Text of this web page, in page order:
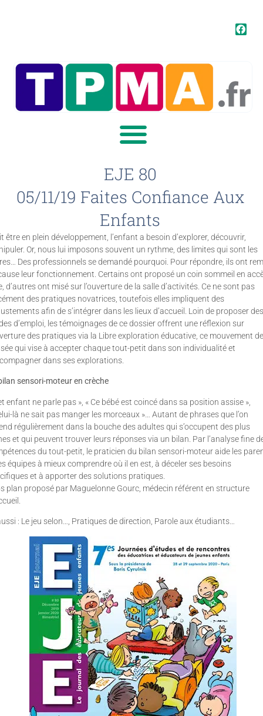
EJE 80
05/11/19 Faites Confiance Aux
Enfants
être en plein développement, l’enfant a besoin d’explorer, découvrir,
Or, nous lui imposons souvent un rythme, des limites qui sont les
Des professionnels se demandé pourquoi. Pour répondre, ils ont
leur fonctionnement. Certains ont proposé un coin sommeil en
d’autres ont misé sur l’ouverture de la salle d’activités. Ce ne sont pas
des pratiques novatrices, toutefois elles impliquent des
afin de s’intégrer dans les lieux d’accueil. Loin de proposer des
d’emploi, les témoignages de ce dossier offrent une réflexion sur
des pratiques via la Libre exploration éducative, ce mouvement de
qui vise à accepter chaque tout-petit dans son individualité et
dans ses explorations.
sensori-moteur en crèche
enfant ne parle pas », « Ce bébé est coincé dans sa position assise »,
là ne sait pas manger les morceaux »… Autant de phrases que l’on
régulièrement dans la bouche des adultes qui s’occupent des plus
et qui peuvent trouver leurs réponses via un bilan. Par l’analyse fine
du tout-petit, le praticien du bilan sensori-moteur aide les
équipes à mieux comprendre où il en est, à déceler ses besoins
et à apporter des solutions pratiques.
plan proposé par Maguelonne Gourc, médecin référent en structure
: Le jeu selon…, Pratiques de direction, Parole aux étudiants…